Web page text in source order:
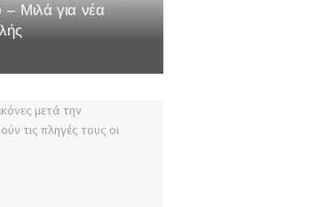
– Μιλά για νέα